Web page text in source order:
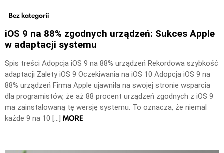
Bez kategorii
iOS 9 na 88% zgodnych urządzeń: Sukces Apple
w adaptacji systemu
Spis treści Adopcja iOS 9 na 88% urządzeń Rekordowa szybkość
adaptacji Zalety iOS 9 Oczekiwania na iOS 10 Adopcja iOS 9 na
88% urządzeń Firma Apple ujawniła na swojej stronie wsparcia
dla programistów, że aż 88 procent urządzeń zgodnych z iOS 9
ma zainstalowaną tę wersję systemu. To oznacza, że niemal
każde 9 na 10 […] MORE